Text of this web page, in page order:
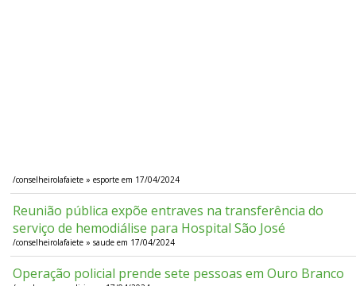
/conselheirolafaiete » esporte em 17/04/2024
Reunião pública expõe entraves na transferência do
serviço de hemodiálise para Hospital São José
/conselheirolafaiete » saude em 17/04/2024
Operação policial prende sete pessoas em Ouro Branco